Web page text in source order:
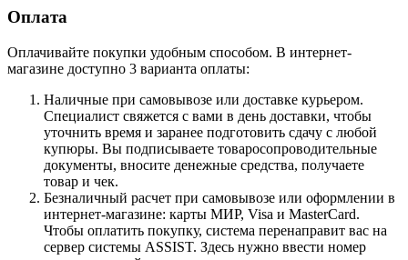
Оплата
Оплачивайте покупки удобным способом. В интернет-
магазине доступно 3 варианта оплаты:
Наличные при самовывозе или доставке курьером.
Специалист свяжется с вами в день доставки, чтобы
уточнить время и заранее подготовить сдачу с любой
купюры. Вы подписываете товаросопроводительные
документы, вносите денежные средства, получаете
товар и чек.
Безналичный расчет при самовывозе или оформлении в
интернет-магазине: карты МИР, Visa и MasterCard.
Чтобы оплатить покупку, система перенаправит вас на
сервер системы ASSIST. Здесь нужно ввести номер